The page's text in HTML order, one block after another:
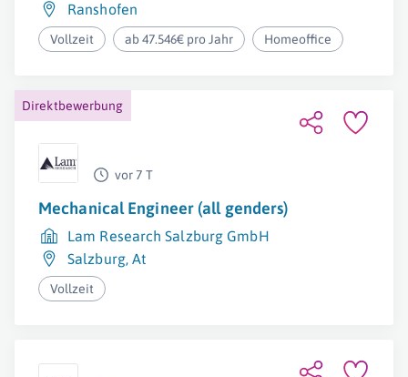
Ranshofen
Vollzeit ab 47.546€ pro Jahr Homeoffice
Direktbewerbung
vor 7 T
Mechanical Engineer (all genders)
Lam Research Salzburg GmbH
Salzburg,At
Vollzeit